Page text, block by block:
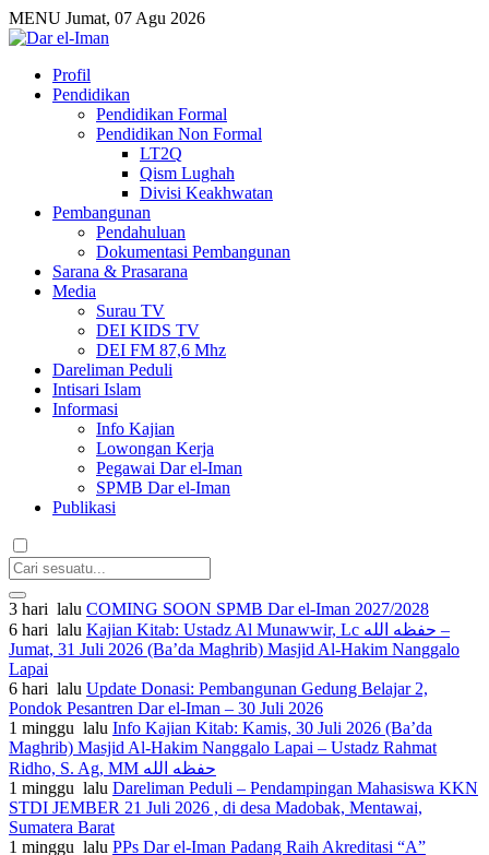
MENU Jumat, 07 Agu 2026
Profil
Pendidikan
Pendidikan Formal
Pendidikan Non Formal
LT2Q
Qism Lughah
Divisi Keakhwatan
Pembangunan
Pendahuluan
Dokumentasi Pembangunan
Sarana & Prasarana
Media
Surau TV
DEI KIDS TV
DEI FM 87,6 Mhz
Dareliman Peduli
Intisari Islam
Informasi
Info Kajian
Lowongan Kerja
Pegawai Dar el-Iman
SPMB Dar el-Iman
Publikasi
3 hari lalu COMING SOON SPMB Dar el-Iman 2027/2028
6 hari lalu Kajian Kitab: Ustadz Al Munawwir, Lc حفظه الله –
Jumat, 31 Juli 2026 (Ba’da Maghrib) Masjid Al-Hakim Nanggalo
Lapai
6 hari lalu Update Donasi: Pembangunan Gedung Belajar 2,
Pondok Pesantren Dar el-Iman – 30 Juli 2026
1 minggu lalu Info Kajian Kitab: Kamis, 30 Juli 2026 (Ba’da
Maghrib) Masjid Al-Hakim Nanggalo Lapai – Ustadz Rahmat
Ridho, S. Ag, MM حفظه الله
1 minggu lalu Dareliman Peduli – Pendampingan Mahasiswa KKN
STDI JEMBER 21 Juli 2026 , di desa Madobak, Mentawai,
Sumatera Barat
1 minggu lalu PPs Dar el-Iman Padang Raih Akreditasi “A”